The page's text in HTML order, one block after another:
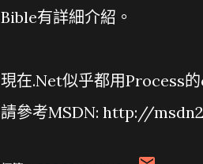
Bible有詳細介紹。
現在.Net似乎都用Process的
請參考MSDN: http://